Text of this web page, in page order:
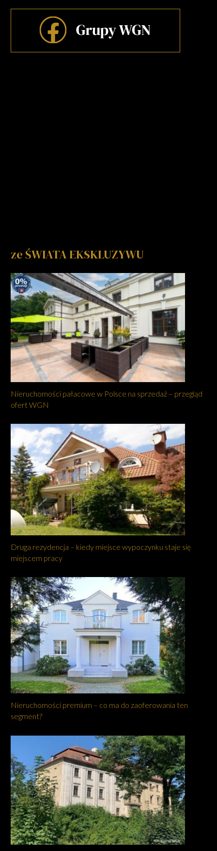
ze ŚWIATA EKSKLUZYWU
Nieruchomości pałacowe w Polsce na sprzedaż – przegląd
ofert WGN
Druga rezydencja – kiedy miejsce wypoczynku staje się
miejscem pracy
Nieruchomości premium – co ma do zaoferowania ten
segment?